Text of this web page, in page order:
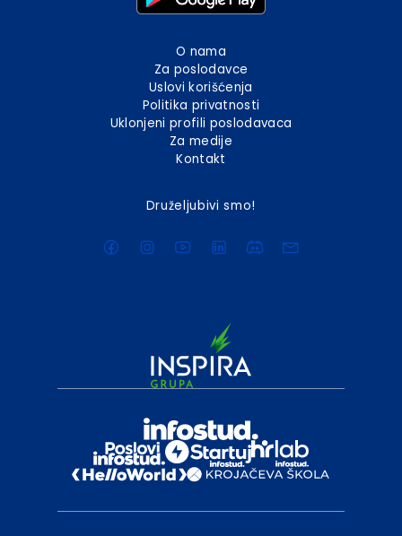
O nama
Za poslodavce
Uslovi korišćenja
Politika privatnosti
Uklonjeni profili poslodavaca
Za medije
Kontakt
Druželjubivi smo!